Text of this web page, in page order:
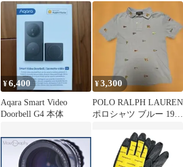
B-002967 ×2P 純正交換
用部品 THERMOS ステ
ンレスランチジャー用
替えゴムパッキン JLO
JBA JBD JLQ JLS JLW
JLX【ネコポス】
プ トラック ダッシ
ュ デフロスター ベ
ント 左側 新品 1967
1968 1969 1970 1971
¥6,400
Aqara Smart Video
Doorbell G4 本体
¥3,300
POLO RALPH LAUREN
ポロシャツ ブルー 1967